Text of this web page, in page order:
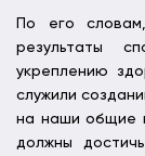
По его
результаты
укреплению
служили
на наши общие
должны